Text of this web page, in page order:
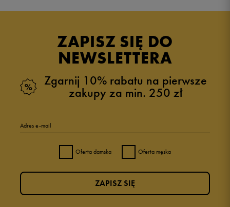
ZAPISZ SIĘ DO
NEWSLETTERA
Zgarnij 10% rabatu na pierwsze
zakupy za min. 250 zł
Adres e-mail
Oferta damska Oferta męska
ZAPISZ SIĘ